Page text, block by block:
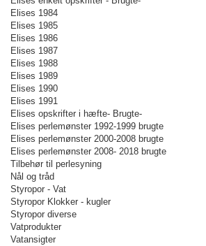
Elises 1984
Elises 1985
Elises 1986
Elises 1987
Elises 1988
Elises 1989
Elises 1990
Elises 1991
Elises opskrifter i hæfte- Brugte-
Elises perlemønster 1992-1999 brugte
Elises perlemønster 2000-2008 brugte
Elises perlemønster 2008- 2018 brugte
Tilbehør til perlesyning
Nål og tråd
Styropor - Vat
Styropor Klokker - kugler
Styropor diverse
Vatprodukter
Vatansigter